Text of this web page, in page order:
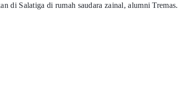
di Salatiga di rumah saudara zainal, alumni Tremas.